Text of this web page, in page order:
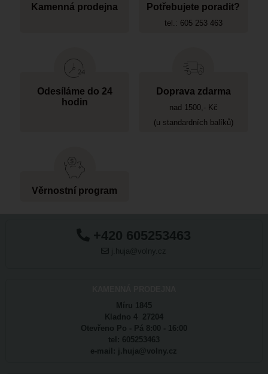
Kamenná prodejna Potřebujete poradit?
tel.: 605 253 463
Odesíláme do 24
hodin
Doprava zdarma
nad 1500,- Kč
(u standardních balíků)
Věrnostní program
+420 605253463
j.huja@volny.cz
Míru 1845
Kladno 4 27204
Otevřeno Po - Pá 8:00 - 16:00
tel: 605253463
e-mail: j.huja@volny.cz